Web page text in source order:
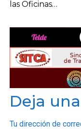
las Oficinas…
Deja
Tu dirección de